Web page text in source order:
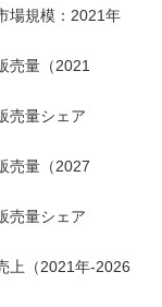
場規模：2021年
売量（2021
売量シェア
売量（2027
売量シェア
上（2021年-2026